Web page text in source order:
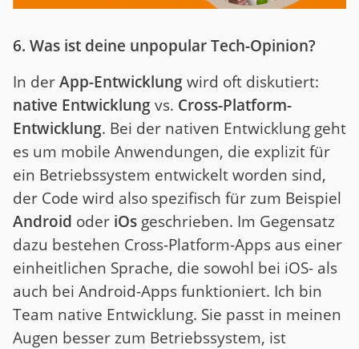
6. Was ist deine unpopular Tech-Opinion?
In derApp-Entwicklungwird oft diskutiert:
native Entwicklungvs. Cross-Platform-
Entwicklung. Bei der nativen Entwicklung geht
es um mobile Anwendungen, die explizit für
ein Betriebssystem entwickelt worden sind,
der Code wird also spezifisch für zum Beispiel
Android oder iOs geschrieben. Im Gegensatz
dazu bestehen Cross-Platform-Apps aus einer
einheitlichen Sprache, die sowohl bei iOS- als
auch bei Android-Apps funktioniert. Ich bin
Team native Entwicklung. Sie passt in meinen
Augen besser zum Betriebssystem, ist